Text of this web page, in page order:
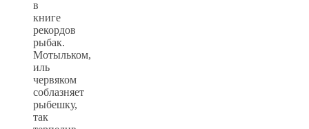
в
книге
рекордов
рыбак.
Мотыльком,
иль
червяком
соблазняет
рыбешку,
так